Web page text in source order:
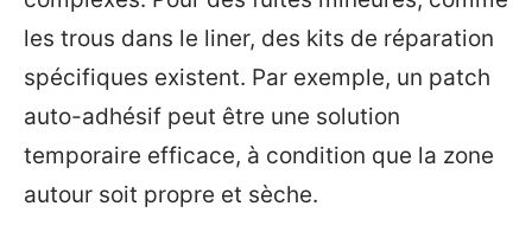
les trous dans le liner, des kits de réparation
spécifiques existent. Par exemple, un patch
auto-adhésif peut être une solution
temporaire efficace, à condition que la zone
autour soit propre et sèche.